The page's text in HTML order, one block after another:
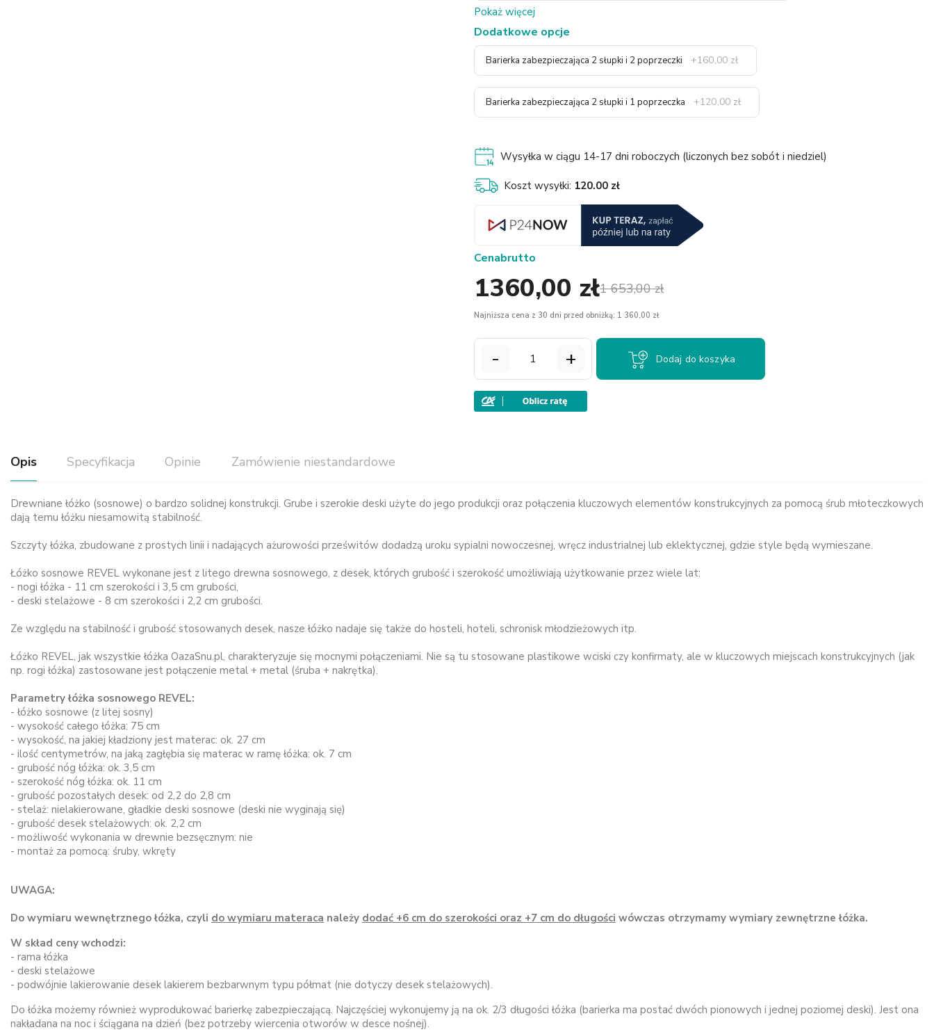
Pokaż więcej
Dodatkowe opcje
Barierka zabezpieczająca 2 słupki i 2 poprzeczki +160,00 zł
Barierka zabezpieczająca 2 słupki i 1 poprzeczka +120,00 zł
Wysyłka w ciągu 14-17 dni roboczych (liczonych bez sobót i niedziel)
Koszt wysyłki: 120.00 zł
1 653,00 zł
Cenabrutto
1360,00 zł
Najniższa cena z 30 dni przed obniżką: 1 360,00 zł
- + Dodaj do koszyka
Opis Specyfikacja Opinie Zamówienie niestandardowe
Drewniane łóżko (sosnowe) o bardzo solidnej konstrukcji. Grube i szerokie deski użyte do jego produkcji oraz połączenia kluczowych elementów konstrukcyjnych za pomocą śrub młoteczkowych
dają temu łóżku niesamowitą stabilność.
Szczyty łóżka, zbudowane z prostych linii i nadających ażurowości prześwitów dodadzą uroku sypialni nowoczesnej, wręcz industrialnej lub eklektycznej, gdzie style będą wymieszane.
Łóżko sosnowe REVEL wykonane jest z litego drewna sosnowego, z desek, których grubość i szerokość umożliwiają użytkowanie przez wiele lat:
- nogi łóżka - 11 cm szerokości i 3,5 cm grubości,
- deski stelażowe - 8 cm szerokości i 2,2 cm grubości.
Ze względu na stabilność i grubość stosowanych desek, nasze łóżko nadaje się także do hosteli, hoteli, schronisk młodzieżowych itp.
Łóżko REVEL, jak wszystkie łóżka OazaSnu.pl, charakteryzuje się mocnymi połączeniami. Nie są tu stosowane plastikowe wciski czy konfirmaty, ale w kluczowych miejscach konstrukcyjnych (jak
np. rogi łóżka) zastosowane jest połączenie metal + metal (śruba + nakrętka).
Parametry łóżka sosnowego REVEL:
- łóżko sosnowe (z litej sosny)
- wysokość całego łóżka: 75 cm
- wysokość, na jakiej kładziony jest materac: ok. 27 cm
- ilość centymetrów, na jaką zagłębia się materac w ramę łóżka: ok. 7 cm
- grubość nóg łóżka: ok. 3,5 cm
- szerokość nóg łóżka: ok. 11 cm
- grubość pozostałych desek: od 2,2 do 2,8 cm
- stelaż: nielakierowane, gładkie deski sosnowe (deski nie wyginają się)
- grubość desek stelażowych: ok. 2,2 cm
- możliwość wykonania w drewnie bezsęcznym: nie
- montaż za pomocą: śruby, wkręty
UWAGA:
Do wymiaru wewnętrznego łóżka, czyli do wymiaru materaca należy dodać +6 cm do szerokości oraz +7 cm do długości wówczas otrzymamy wymiary zewnętrzne łóżka.
W skład ceny wchodzi:
- rama łóżka
- deski stelażowe
- podwójnie lakierowanie desek lakierem bezbarwnym typu półmat (nie dotyczy desek stelażowych).
Do łóżka możemy również wyprodukować barierkę zabezpieczającą. Najczęściej wykonujemy ją na ok. 2/3 długości łóżka (barierka ma postać dwóch pionowych i jednej poziomej deski). Jest ona
nakładana na noc i ściągana na dzień (bez potrzeby wiercenia otworów w desce nośnej).